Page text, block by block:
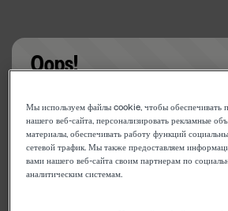
Oops!
Something went wrong. Please
app
Мы используем файлы cookie, чтобы обеспечивать
нашего веб-сайта, персонализировать рекламные
материалы, обеспечивать работу функций
сетевой трафик. Мы также предоставляем
вами нашего веб-сайта своим партнерам по
аналитическим системам.